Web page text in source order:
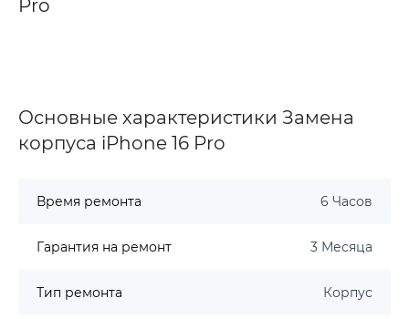
Pro
Основные характеристики Замена
корпуса iPhone 16 Pro
Время ремонта 6 Часов
Гарантия на ремонт 3 Месяца
Тип ремонта Корпус